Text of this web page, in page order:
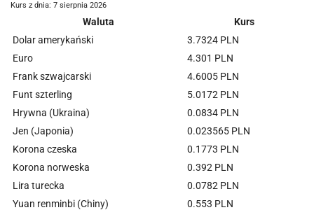
Kurs z dnia: 7 sierpnia 2026
Waluta
Kurs
Dolar amerykański
3.7324 PLN
Euro
4.301 PLN
Frank szwajcarski
4.6005 PLN
Funt szterling
5.0172 PLN
Hrywna (Ukraina)
0.0834 PLN
Jen (Japonia)
0.023565 PLN
Korona czeska
0.1773 PLN
Korona norweska
0.392 PLN
Lira turecka
0.0782 PLN
Yuan renminbi (Chiny)
0.553 PLN